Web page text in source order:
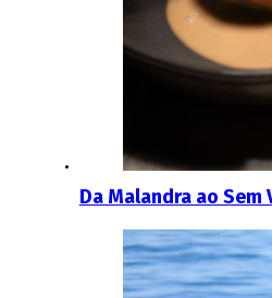
Da Malandra ao